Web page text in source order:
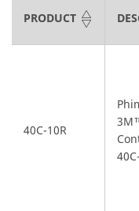
PRODUCT
40C-10R